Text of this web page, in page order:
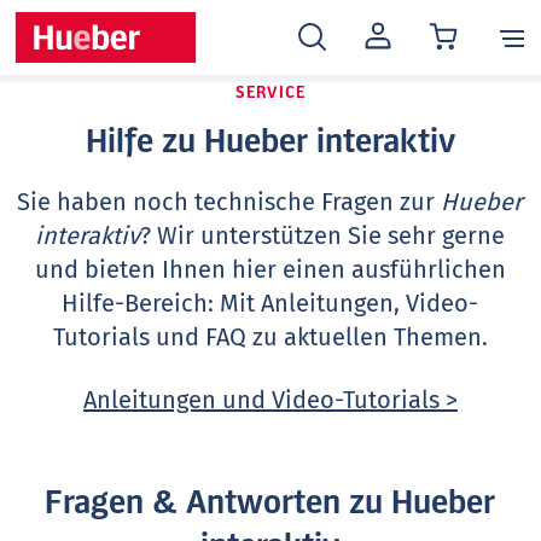
MEIN
KONTO
SERVICE
Hilfe zu Hueber interaktiv
Sie haben noch technische Fragen zur Hueber
interaktiv? Wir unterstützen Sie sehr gerne
und bieten Ihnen hier einen ausführlichen
Hilfe-Bereich: Mit Anleitungen, Video-
Tutorials und FAQ zu aktuellen Themen.
Anleitungen und Video-Tutorials >
Fragen & Antworten zu Hueber